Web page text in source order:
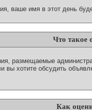
ваше имя в этот день
Что такое
размещаемые
вы хотите обсудить
Как